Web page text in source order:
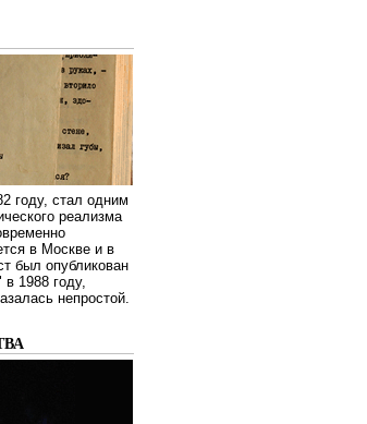
году, стал одним
реализма
в Москве и в
был опубликован
1988 году,
непростой.